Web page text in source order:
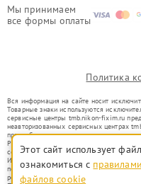
Мы принимаем
все формы оплаты
Политика
Вся информация на сайте носит
Товарные знаки используются
сервисные центры tmb.nikon-fixim.ru
неавторизованных сервисных центрах
правообладателями товарных знаков
Ремонт осуществляется для устройств,
со статьей 1487 ГК РФ.
Использование товарных знаков не
потребителей в заблуждение, а служит
ремонту техники указанных брендов.
Этот сайт использует
ознакомиться с
файлов cookie